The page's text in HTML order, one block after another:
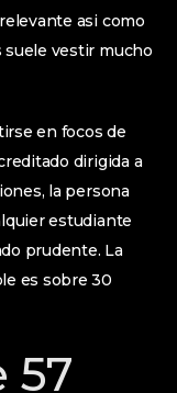
asi­ como
vestir mucho
en focos de
dirigida a
la persona
estudiante
prudente. La
es sobre 30
57